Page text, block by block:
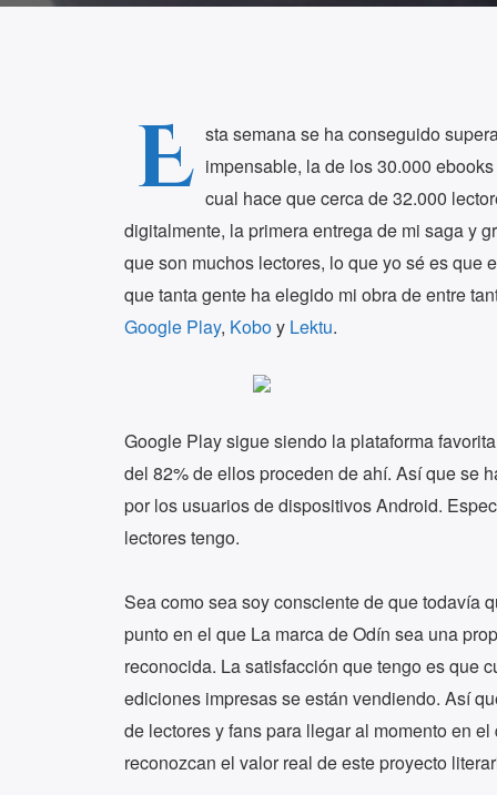
E sta semana se ha conseguido
impensable, la de los 30.000
cual hace que cerca de 32.000
digitalmente, la primera entrega de mi saga y
que son muchos lectores, lo que yo sé es
que tanta gente ha elegido mi obra de entre
Google Play, Koboy Lektu.
Google Play sigue siendo la plataforma
del 82% de ellos proceden de ahí. Así que se
por los usuarios de dispositivos Android.
lectores tengo.
Sea como sea soy consciente de que todavía
punto en el que La marca de Odín sea una
reconocida. La satisfacción que tengo es que
ediciones impresas se están vendiendo. Así
de lectores y fans para llegar al momento en
reconozcan el valor real de este proyecto